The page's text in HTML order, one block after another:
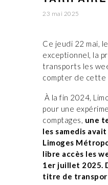
23 mai 2025
Ce jeudi 22 mai,
exceptionnel, la
transports les
compter de cette
À la fin 2024,
pour une
comptages, une
les samedis
Limoges
libre accès les
1er juillet 2025.
titre de